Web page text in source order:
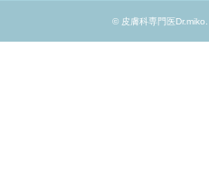
© 皮膚科専門医Dr.miko